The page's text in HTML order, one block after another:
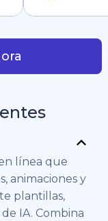
línea que
animaciones y
plantillas,
IA. Combina